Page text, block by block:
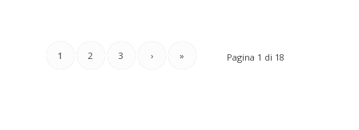
Pagina 1 di 18
1 2 3 › »